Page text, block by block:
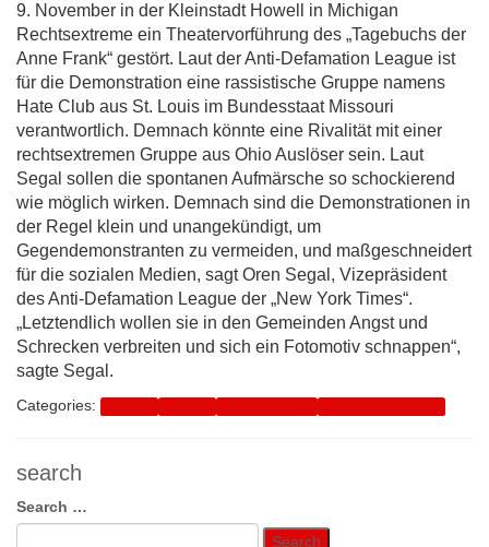
9. November in der Kleinstadt Howell in Michigan
Rechtsextreme ein Theatervorführung des „Tagebuchs der
Anne Frank“ gestört. Laut der Anti-Defamation League ist
für die Demonstration eine rassistische Gruppe namens
Hate Club aus St. Louis im Bundesstaat Missouri
verantwortlich. Demnach könnte eine Rivalität mit einer
rechtsextremen Gruppe aus Ohio Auslöser sein. Laut
Segal sollen die spontanen Aufmärsche so schockierend
wie möglich wirken. Demnach sind die Demonstrationen in
der Regel klein und unangekündigt, um
Gegendemonstranten zu vermeiden, und maßgeschneidert
für die sozialen Medien, sagt Oren Segal, Vizepräsident
des Anti-Defamation League der „New York Times“.
„Letztendlich wollen sie in den Gemeinden Angst und
Schrecken verbreiten und sich ein Fotomotiv schnappen“,
sagte Segal.
Categories:
search
Search
for:
Search …